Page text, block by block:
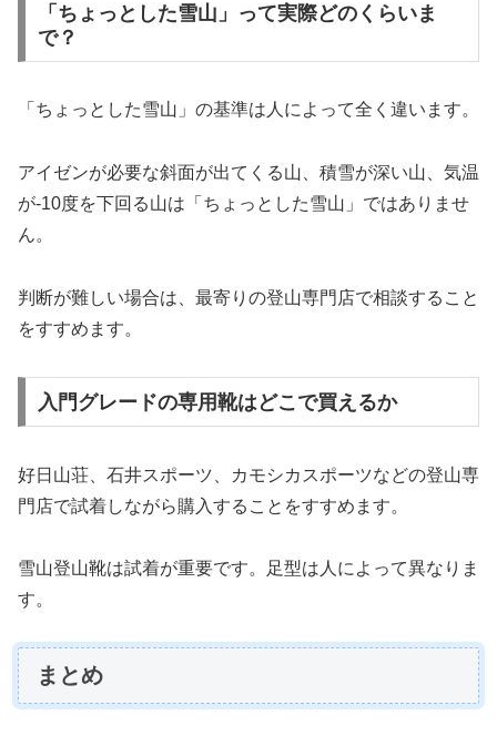
「ちょっとした雪山」って実際どのくらいま
で？
「ちょっとした雪山」の基準は人によって全く違います。
アイゼンが必要な斜面が出てくる山、積雪が深い山、気温
が-10度を下回る山は「ちょっとした雪山」ではありませ
ん。
判断が難しい場合は、最寄りの登山専門店で相談すること
をすすめます。
入門グレードの専用靴はどこで買えるか
好日山荘、石井スポーツ、カモシカスポーツなどの登山専
門店で試着しながら購入することをすすめます。
雪山登山靴は試着が重要です。足型は人によって異なりま
す。
まとめ